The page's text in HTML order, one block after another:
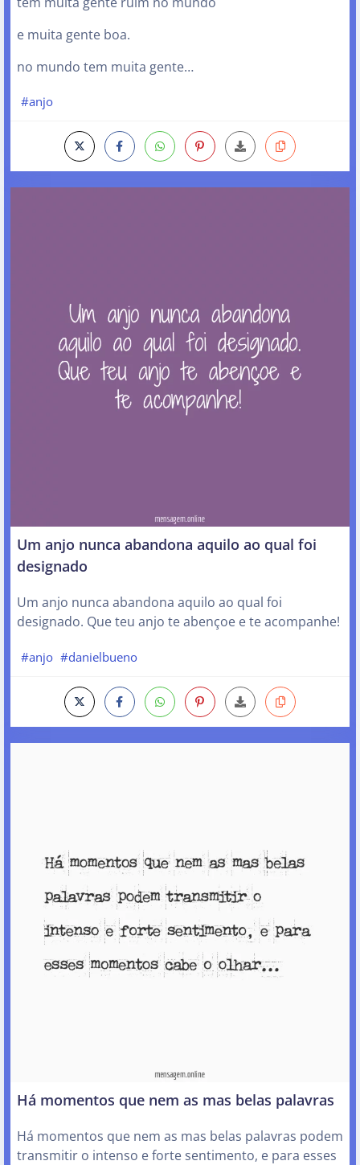
e muita gente boa.
no mundo tem muita gente…
#anjo
Um anjo nunca abandona aquilo ao qual foi
designado
Um anjo nunca abandona aquilo ao qual foi
designado. Que teu anjo te abençoe e te acompanhe!
#anjo #danielbueno
Há momentos que nem as mas belas palavras
Há momentos que nem as mas belas palavras podem
transmitir o intenso e forte sentimento, e para esses